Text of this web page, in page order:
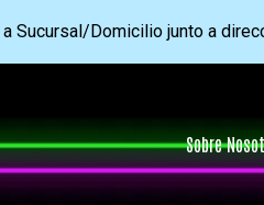
Sucursal/Domicilio junto a
Sobre